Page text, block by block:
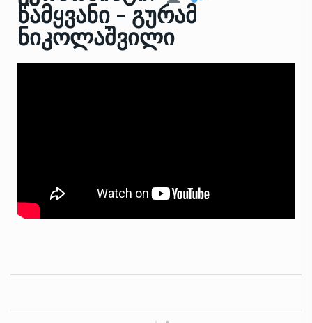
წამყვანი - გურამ
ნიკოლაშვილი